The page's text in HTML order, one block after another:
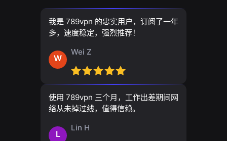
我是 789vpn 的忠实用户，订阅了一年
多，速度稳定，强烈推荐！
W
Wei Z
使用 789vpn 三个月，工作出差期间网
络从未掉过线，值得信赖。
L
Lin H